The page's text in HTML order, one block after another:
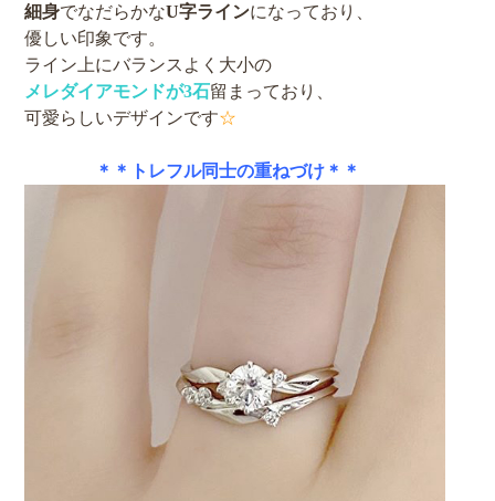
細身でなだらかなU字ラインになっており、
優しい印象です。
ライン上にバランスよく大小の
メレダイアモンドが3石留まっており、
可愛らしいデザインです☆
＊＊トレフル同士の重ねづけ＊＊